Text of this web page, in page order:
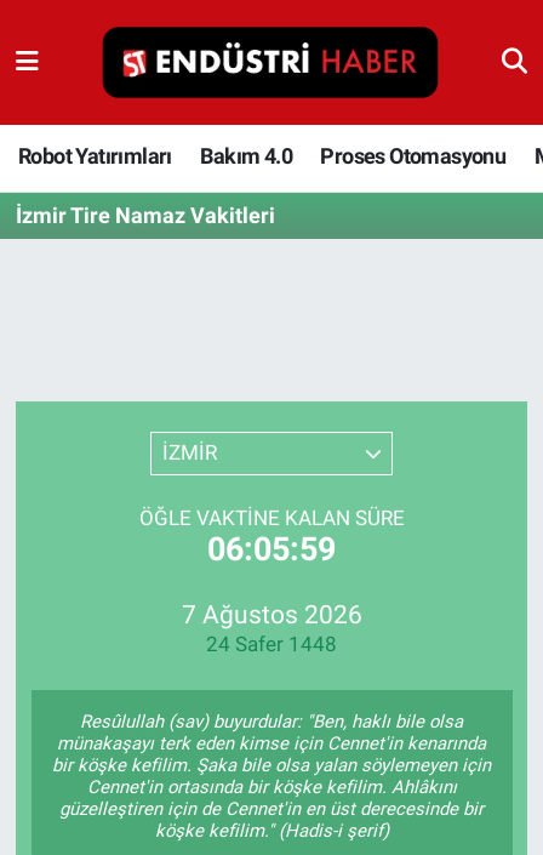
Robot Yatırımları Bakım 4.0 Proses Otomasyonu
İzmir Tire Namaz Vakitleri
İZMİR
ÖĞLE VAKTINE KALAN SÜRE
06:05:59
7 Ağustos 2026
24 Safer 1448
Resûlullah (sav) buyurdular: "Ben, haklı bile olsa
münakaşayı terk eden kimse için Cennet'in kenarında
bir köşke kefilim. Şaka bile olsa yalan söylemeyen için
Cennet'in ortasında bir köşke kefilim. Ahlâkını
güzelleştiren için de Cennet'in en üst derecesinde bir
köşke kefilim." (Hadis-i şerif)
Robot Yatırımları
Bakım 4.0
Proses Otomasyonu
Depolama Çözümleri
İnşaat ve Malzeme
HaberOrtak
Enerjisini Üreten Fabrikalar
Endüstri 4.0 Uygulamaları
Ağır Sanayi Çözümleri